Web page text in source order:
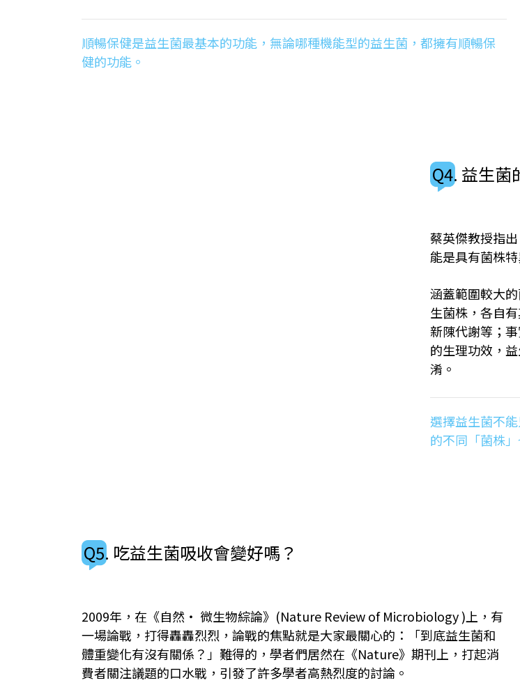
順暢保健是益生菌最基本的功能，無論哪種機能型的益生菌，都擁有順暢保
健的功能。
Q4. 益生菌
蔡英傑教授指
能是具有菌株
涵蓋範圍較大
生菌株，各自
新陳代謝等；
的生理功效，
淆。
選擇益生菌不
的不同「菌株
Q5. 吃益生菌吸收會變好嗎？
2009年，在《自然‧ 微生物綜論》(Nature Review of Microbiology )上，有
一場論戰，打得轟轟烈烈，論戰的焦點就是大家最關心的：「到底益生菌和
體重變化有沒有關係？」難得的，學者們居然在《Nature》期刊上，打起消
費者關注議題的口水戰，引發了許多學者高熱烈度的討論。